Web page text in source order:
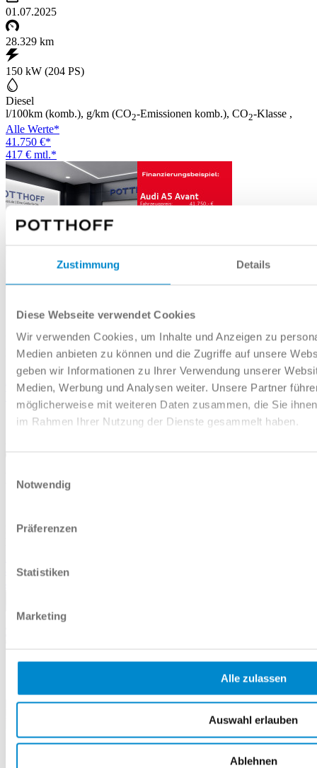
Zustimmung Details
Diese Webseite verwendet Cookies
Wir verwenden Cookies, um Inhalte und Anzeigen zu
Medien anbieten zu können und die Zugriffe auf unsere
geben wir Informationen zu Ihrer Verwendung unserer
Medien, Werbung und Analysen weiter. Unsere Partner
möglicherweise mit weiteren Daten zusammen, die Sie
im Rahmen Ihrer Nutzung der Dienste gesammelt haben.
Notwendig
Präferenzen
Statistiken
Marketing
Alle zulassen
Auswahl erlauben
Ablehnen
01.07.2025
28.329 km
150 kW (204 PS)
Diesel
l/100km (komb.), g/km (CO2-Emissionen komb.), CO2-Klasse ,
Alle Werte*
41.750 €*
417 € mtl.*
UPE: € 65.360
Finanz. mögl.
Audi A5 Avant TDI NAVI KAMERA SITZHZG
VIRTUAL
Diesel
41.750 €*